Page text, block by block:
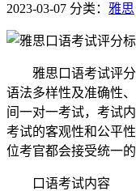
2023-03-07 分类： 雅思
雅思口语考试评分
语法多样性及准确性
间一对一考试，考试
考试的客观性和公平
位考官都会接受统一的
口语考试内容